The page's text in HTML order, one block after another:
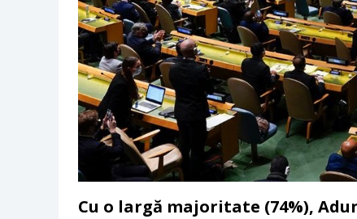
Cu o largă majoritate (74%),